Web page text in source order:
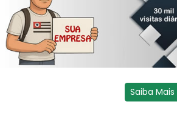
Saiba Mais